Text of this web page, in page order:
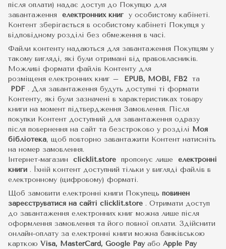
після оплати) надає доступ до Покупцю для
завантаження електронних книг у особистому кабінеті.
Контент зберігається в особистому кабінеті Покупця у
відповідному розділі без обмеження в часі.
Файли контенту надаються для завантаження Покупцям у
такому вигляді, які були отримані від правовласників.
Можливі формати файлів Контенту для
розміщеня електронних книг –
EPUB, MOBI, FB2 та
PDF . Для завантаження будуть доступні ті формати
Контенту, які були зазначені в характеристиках товару
книги на момент підтвердження Замовлення. Після
покупки Контент доступний для завантаження одразу
після повернення на сайт та безстроково у розділі Моя
бібліотека, щоб повторно завантажити Контент натисніть
на номер замовлення.
Інтернет-магазин clicklit.store пропонує лише електронні
книги . Їхній контент доступний тільки у вигляді файлів в
електронному (цифровому) форматі.
Щоб замовити електронні книги Покупець повинен
зареєструватися на сайті clicklit.store . Отримати доступ
до завантаження електронних книг можна лише після
оформлення замовлення та його повної оплати. Здійснити
онлайн-оплату за електронні книги можна банківською
карткою Visa, MasterCard, Google Pay або Apple Pay